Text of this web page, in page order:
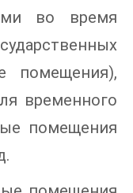
во время
помещения),
временного
помещения